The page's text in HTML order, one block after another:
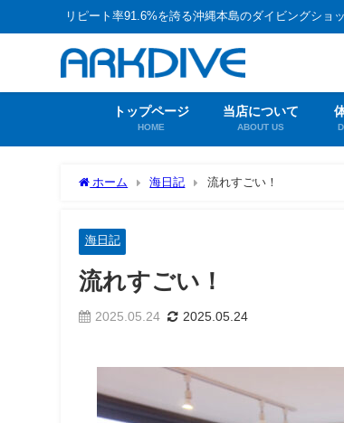
リピート率91.6%を誇る沖縄本島のダイビングショ
トップページ
HOME
当店について
ABOUT US
ホーム 海日記 流れすごい！
海日記
流れすごい！
2025.05.24 2025.05.24